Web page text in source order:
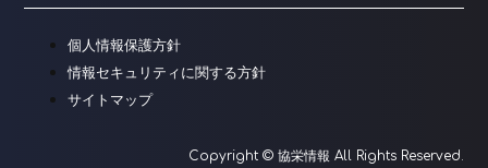
個人情報保護方針
情報セキュリティに関する方針
サイトマップ
Copyright © 協栄情報 All Rights Reserved.